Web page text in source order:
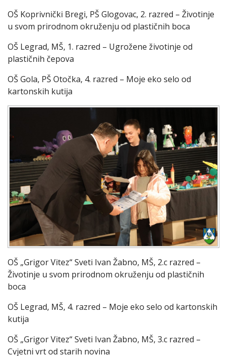
OŠ Koprivnički Bregi, PŠ Glogovac, 2. razred – Životinje
u svom prirodnom okruženju od plastičnih boca
OŠ Legrad, MŠ, 1. razred – Ugrožene životinje od
plastičnih čepova
OŠ Gola, PŠ Otočka, 4. razred – Moje eko selo od
kartonskih kutija
OŠ „Grigor Vitez“ Sveti Ivan Žabno, MŠ, 2.c razred –
Životinje u svom prirodnom okruženju od plastičnih
boca
OŠ Legrad, MŠ, 4. razred – Moje eko selo od kartonskih
kutija
OŠ „Grigor Vitez“ Sveti Ivan Žabno, MŠ, 3.c razred –
Cvjetni vrt od starih novina